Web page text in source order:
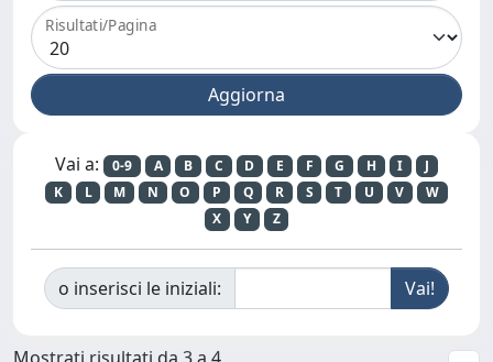
Risultati/Pagina
Vai a: 0-9 A B C D E F G H I
J
K
L M N O P Q R S T U V
W
X
Y Z
o inserisci le iniziali:
Mostrati risultati da 3 a 4